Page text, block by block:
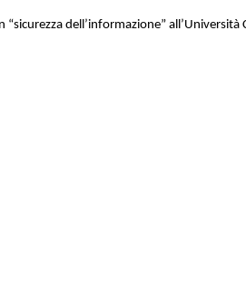
dell’informazione”